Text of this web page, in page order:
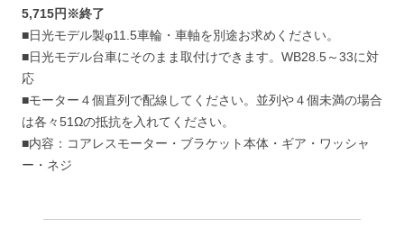
5,715円※終了
■日光モデル製φ11.5車輪・車軸を別途お求めください。
■日光モデル台車にそのまま取付けできます。WB28.5～33に対
応
■モーター４個直列で配線してください。並列や４個未満の場合
は各々51Ωの抵抗を入れてください。
■内容：コアレスモーター・ブラケット本体・ギア・ワッシャ
ー・ネジ